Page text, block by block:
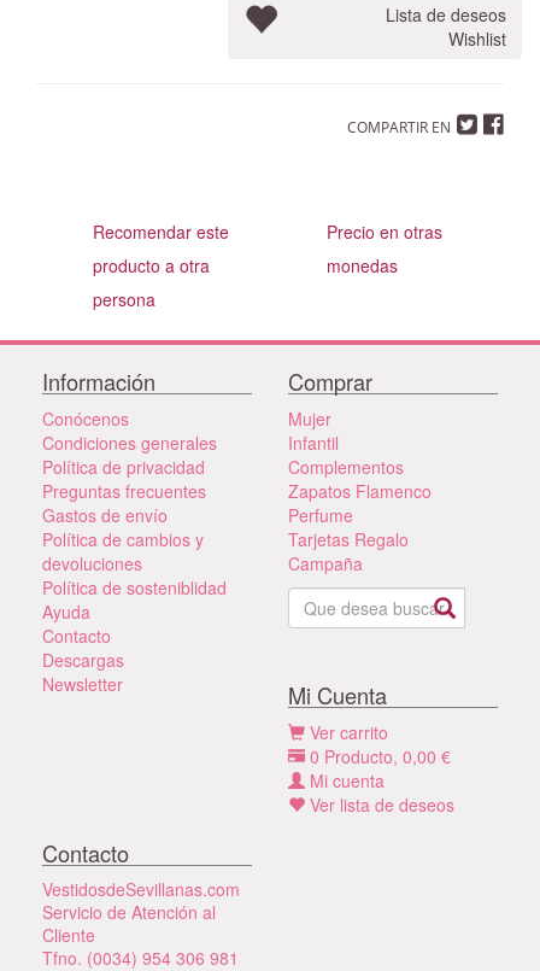
Lista de deseos
Wishlist
COMPARTIR EN
Recomendar este
producto a otra
persona
Precio en otras
monedas
Información
Conócenos
Condiciones generales
Política de privacidad
Preguntas frecuentes
Gastos de envío
Política de cambios y
devoluciones
Política de sosteniblidad
Ayuda
Contacto
Descargas
Newsletter
Comprar
Mujer
Infantil
Complementos
Zapatos Flamenco
Perfume
Tarjetas Regalo
Campaña
Mi Cuenta
Ver carrito
0 Producto, 0,00 €
Mi cuenta
Ver lista de deseos
Contacto
VestidosdeSevillanas.com
Servicio de Atención al
Cliente
Tfno. (0034) 954 306 981